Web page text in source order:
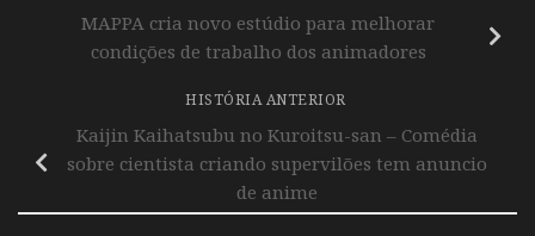
MAPPA cria novo estúdio para melhorar
condições de trabalho dos animadores
HISTÓRIA ANTERIOR
Kaijin Kaihatsubu no Kuroitsu-san – Comédia
sobre cientista criando supervilões tem anuncio
de anime